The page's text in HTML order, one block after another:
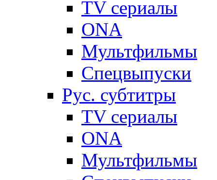
TV сериалы
ONA
Мультфильмы
Спецвыпуски
Рус. субтитры
TV сериалы
ONA
Мультфильмы